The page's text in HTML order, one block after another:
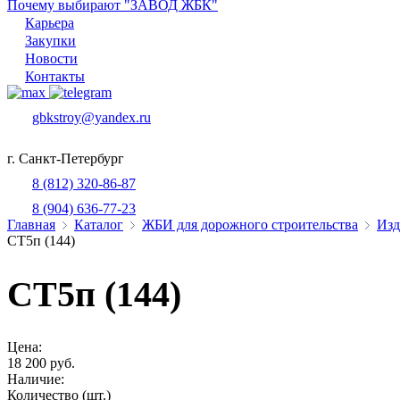
Почему выбирают "ЗАВОД ЖБК"
Карьера
Закупки
Новости
Контакты
gbkstroy@yandex.ru
г. Санкт-Петербург
8 (812) 320-86-87
8 (904) 636-77-23
Главная
Каталог ЖБИ для дорожного строительства
СТ5п (144)
СТ5п (144)
Цена:
18 200 руб.
Наличие:
Количество (шт.)